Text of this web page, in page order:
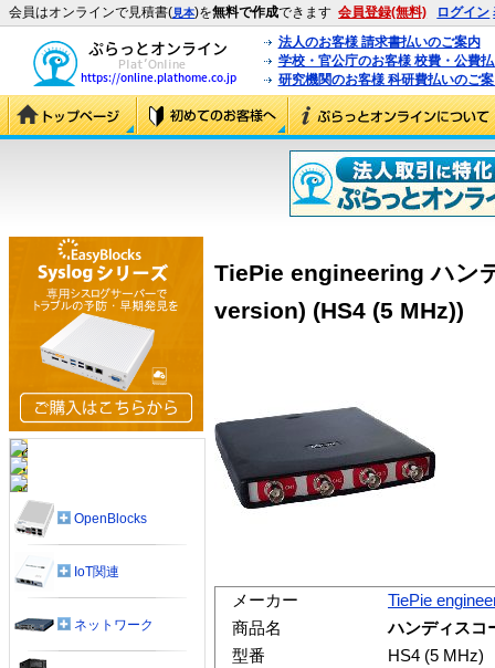
会員はオンラインで見積書(見本)を無料で作成できます 会員登録(無料) ログイン
法人のお客様 請求書払いのご案内
学校・官公庁のお客様 校費・公費
研究機関のお客様 科研費払いのご
TiePie engineering ハン
version) (HS4 (5 MHz))
メーカー
TiePie
商品名
ハンディスコ
型番
HS4 (5 MHz)
OpenBlocks
IoT関連
ネットワーク